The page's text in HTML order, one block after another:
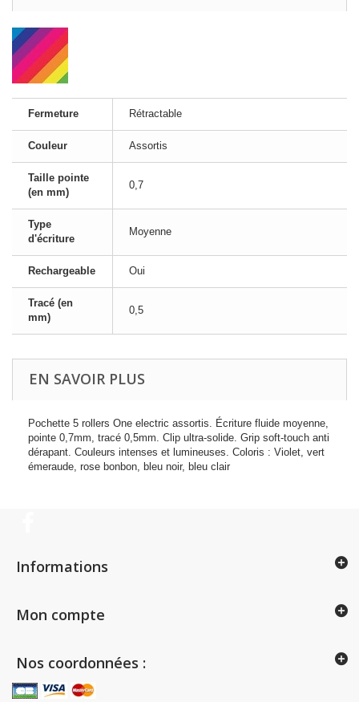
Fermeture Rétractable
Couleur Assortis
Taille pointe
(en mm)
0,7
Type
d'écriture
Moyenne
Rechargeable Oui
Tracé (en
mm)
0,5
EN SAVOIR PLUS
Pochette 5 rollers One electric assortis. Écriture fluide moyenne,
pointe 0,7mm, tracé 0,5mm. Clip ultra-solide. Grip soft-touch anti
dérapant. Couleurs intenses et lumineuses. Coloris : Violet, vert
émeraude, rose bonbon, bleu noir, bleu clair
Informations
Mon compte
Nos coordonnées :